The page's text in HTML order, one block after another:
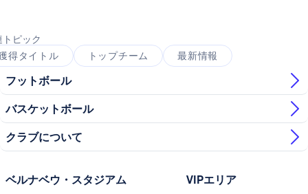
トピック
得タイトル
トップチーム 最新情報
フットボール
バスケットボール
クラブについて
ベルナベウ・スタジアム VIPエリア